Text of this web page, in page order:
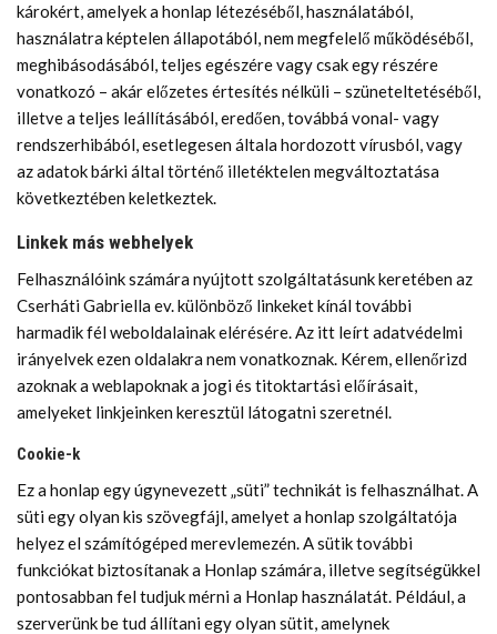
károkért, amelyek a honlap létezéséből, használatából,
használatra képtelen állapotából, nem megfelelő működéséből,
meghibásodásából, teljes egészére vagy csak egy részére
vonatkozó – akár előzetes értesítés nélküli – szüneteltetéséből,
illetve a teljes leállításából, eredően, továbbá vonal- vagy
rendszerhibából, esetlegesen általa hordozott vírusból, vagy
az adatok bárki által történő illetéktelen megváltoztatása
következtében keletkeztek.
Linkek más webhelyek
Felhasználóink számára nyújtott szolgáltatásunk keretében az
Cserháti Gabriella ev. különböző linkeket kínál további
harmadik fél weboldalainak elérésére. Az itt leírt adatvédelmi
irányelvek ezen oldalakra nem vonatkoznak. Kérem, ellenőrizd
azoknak a weblapoknak a jogi és titoktartási előírásait,
amelyeket linkjeinken keresztül látogatni szeretnél.
Cookie-k
Ez a honlap egy úgynevezett „süti” technikát is felhasználhat. A
süti egy olyan kis szövegfájl, amelyet a honlap szolgáltatója
helyez el számítógéped merevlemezén. A sütik további
funkciókat biztosítanak a Honlap számára, illetve segítségükkel
pontosabban fel tudjuk mérni a Honlap használatát. Például, a
szerverünk be tud állítani egy olyan sütit, amelynek